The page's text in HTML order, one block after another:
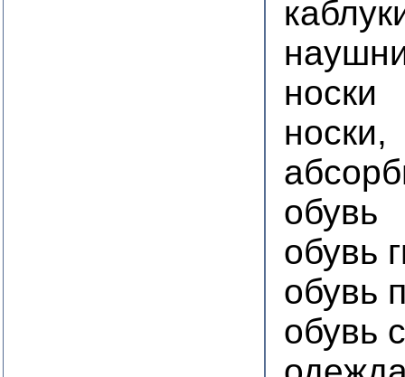
носки
носки,
обувь
обувь
обувь
обувь